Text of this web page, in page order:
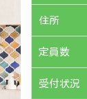
住所
定員数
受付状況